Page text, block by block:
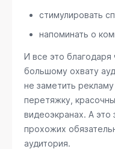
стимулировать
напоминать о
И все это благодаря
большому охвату
не заметить
перетяжку,
видеоэкранах. А это
прохожих
аудитория.